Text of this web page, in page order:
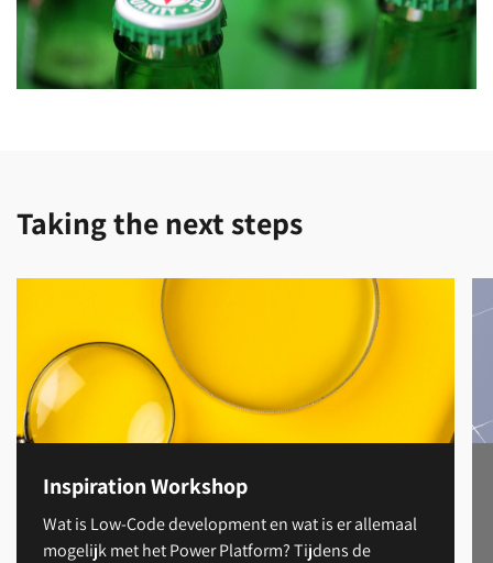
Taking the next steps
Inspiration Workshop
Wat is Low-Code development en wat is er allemaal
mogelijk met het Power Platform? Tijdens de